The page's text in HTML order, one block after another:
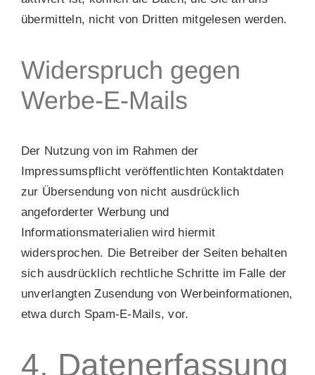
übermitteln, nicht von Dritten mitgelesen werden.
Widerspruch gegen
Werbe-E-Mails
Der Nutzung von im Rahmen der
Impressumspflicht veröffentlichten Kontaktdaten
zur Übersendung von nicht ausdrücklich
angeforderter Werbung und
Informationsmaterialien wird hiermit
widersprochen. Die Betreiber der Seiten behalten
sich ausdrücklich rechtliche Schritte im Falle der
unverlangten Zusendung von Werbeinformationen,
etwa durch Spam-E-Mails, vor.
4. Datenerfassung